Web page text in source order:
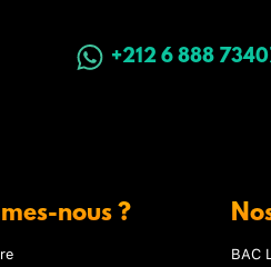
+212 6 888
nous ?
BAC